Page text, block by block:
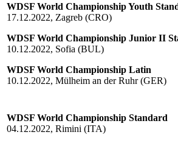
WDSF World Championship Youth
17.12.2022, Zagreb (CRO)
WDSF World Championship Junior II
10.12.2022, Sofia (BUL)
WDSF World Championship Latin
10.12.2022, Mülheim an der Ruhr (GER)
WDSF World Championship Standard
04.12.2022, Rimini (ITA)